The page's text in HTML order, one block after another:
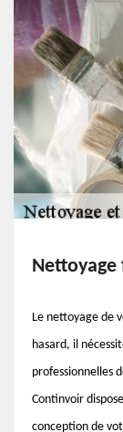
Le nettoyage de
hasard, il
professionnelles
Continvoir
conception de